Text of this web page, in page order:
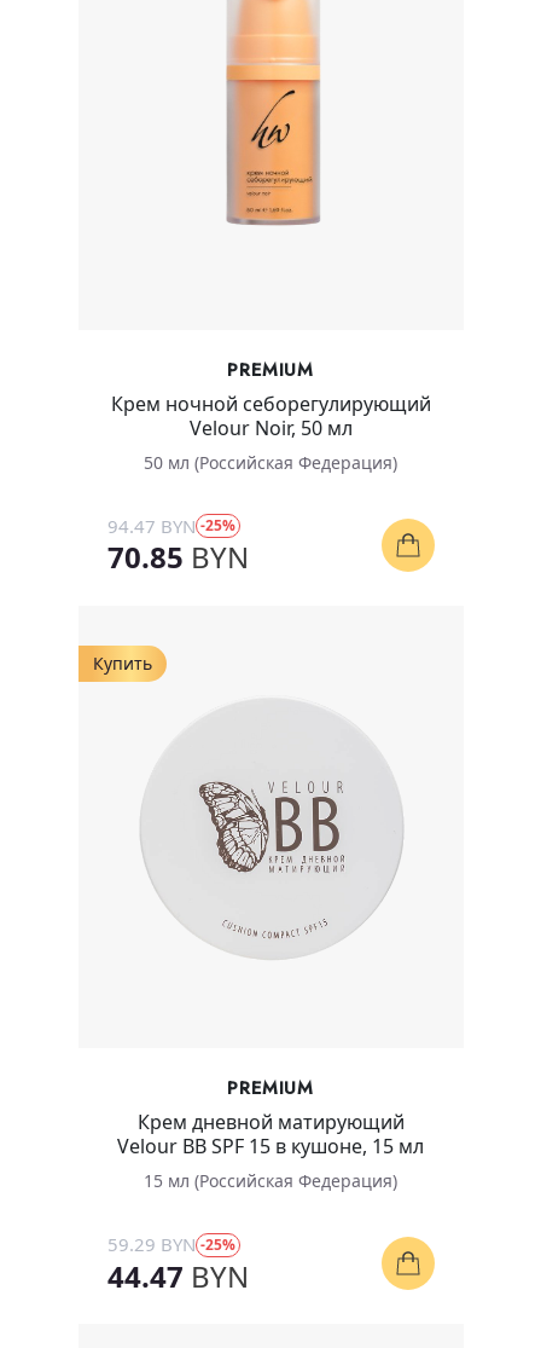
PREMIUM
Крем ночной себорегулирующий
Velour Noir, 50 мл
50 мл (Российская Федерация)
94.47 BYN -25%
70.85 BYN
Купить
PREMIUM
Крем дневной матирующий
Velour BB SPF 15 в кушоне, 15 мл
15 мл (Российская Федерация)
59.29 BYN -25%
44.47 BYN